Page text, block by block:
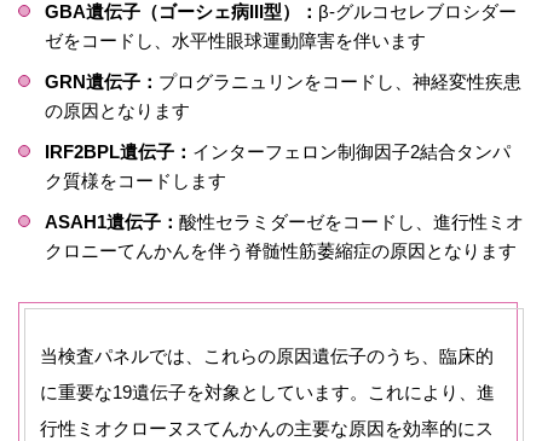
GBA遺伝子（ゴーシェ病III型）： β-グルコセレブロシダー
ゼをコードし、水平性眼球運動障害を伴います
GRN遺伝子： プログラニュリンをコードし、神経変性疾患
の原因となります
IRF2BPL遺伝子： インターフェロン制御因子2結合タンパ
ク質様をコードします
ASAH1遺伝子： 酸性セラミダーゼをコードし、進行性ミオ
クロニーてんかんを伴う脊髄性筋萎縮症の原因となります
当検査パネルでは、これらの原因遺伝子のうち、臨床的
に重要な19遺伝子を対象としています。これにより、進
行性ミオクローヌスてんかんの主要な原因を効率的にス